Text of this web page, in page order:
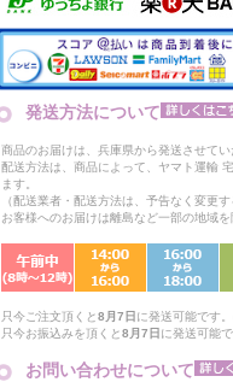
発送方法について
商品のお届けは、兵庫県から発送させてい
配送方法は、商品によって、ヤマト運輸
ます。
（配送業者・配送方法は、予告なく変更す
お客様へのお届けは離島など一部の地域
只今ご注文頂くと8月7日 に発送可能です
只今お振込みを頂くと8月7日 に発送可能
お問い合わせについて